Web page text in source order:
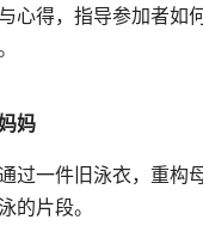
心得，指导参加者如
妈
过一件旧泳衣，重构
的片段。